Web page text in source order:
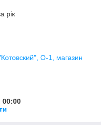
рік
О-1, магазин
00:00